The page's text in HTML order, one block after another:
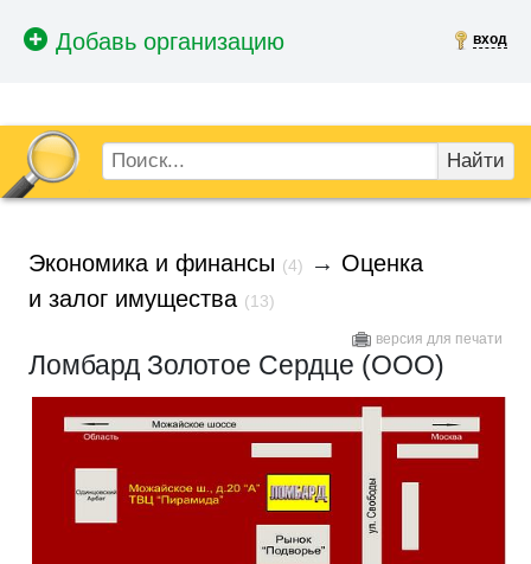
вход
Найти
Экономика и финансы (4) → Оценка
и залог имущества (13)
версия для печати
Ломбард Золотое Сердце (ООО)